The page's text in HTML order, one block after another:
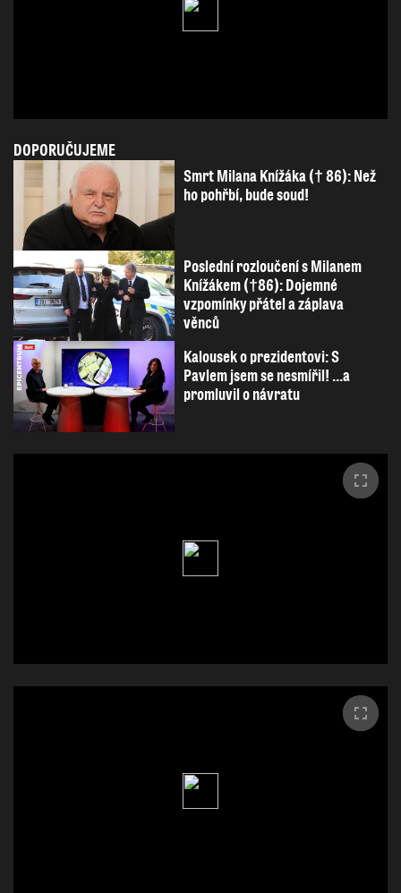
DOPORUČUJEME
Smrt Milana Knížáka († 86): Než
ho pohřbí, bude soud!
Poslední rozloučení s Milanem
Knížákem (†86): Dojemné
vzpomínky přátel a záplava
věnců
Kalousek o prezidentovi: S
Pavlem jsem se nesmířil! ...a
promluvil o návratu